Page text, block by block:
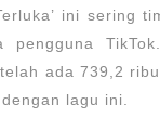
ini sering
pengguna
ada 739,2
lagu ini.